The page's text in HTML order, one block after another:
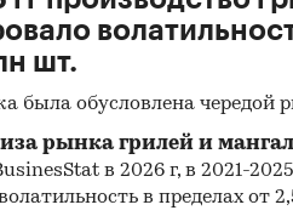
шт.
была обусловлена чередой
рынка грилей и
в 2026 г, в 2021-
в пределах от